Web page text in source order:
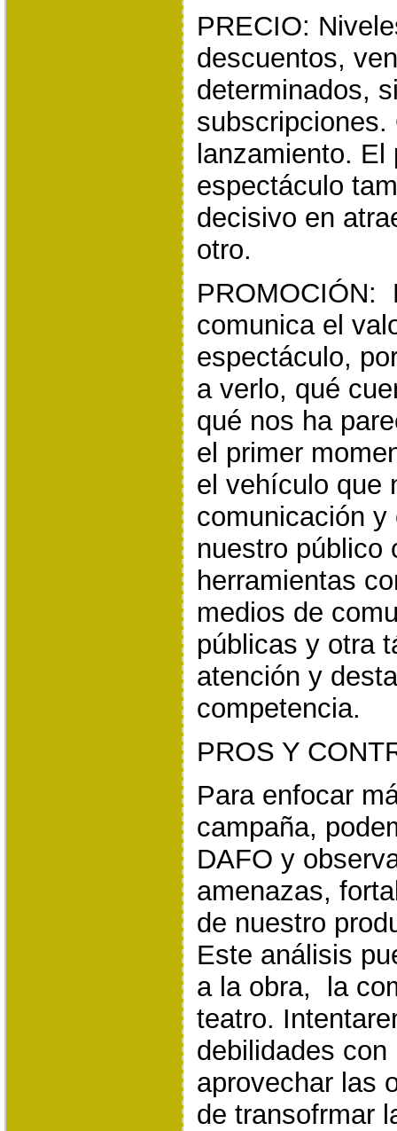
PRECIO:
descuentos,
determinados,
subscripciones.
lanzamiento.
espectáculo
decisivo en
otro.
PROMOCIÓN:
comunica el
espectáculo,
a verlo, qué
qué nos ha
el primer
el vehículo que
comunicación
nuestro público
herramientas
medios de
públicas y otra
atención y
competencia.
PROS Y
Para enfocar
campaña,
DAFO y
amenazas,
de nuestro
Este análisis
a la obra, la
teatro.
debilidades
aprovechar las
de transofrmar